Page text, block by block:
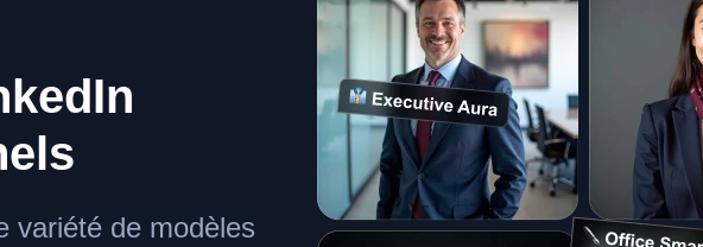
variété de modèles